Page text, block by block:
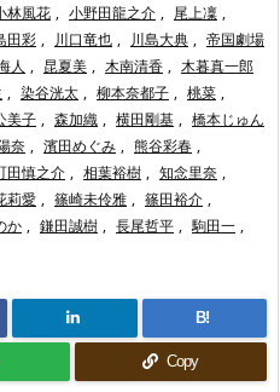
林風花 , 小野田龍之介 , 尾上凜 ,
田彩 , 川口竜也 , 川島大典 , 帝国劇場
人 , 昆夏美 , 木南清香 , 木暮真一郎
, 染谷洸太 , 柳本奈都子 , 桃菜 ,
美子 , 森加織 , 横田剛基 , 橋本じゅん
奈 , 濱田めぐみ , 熊谷彩春 ,
田慎之介 , 相葉裕樹 , 知念里奈 ,
莉愛 , 篠崎未伶雅 , 篠田裕介 ,
か , 鎌田誠樹 , 長尾哲平 , 駒田一 ,
B!
Copy